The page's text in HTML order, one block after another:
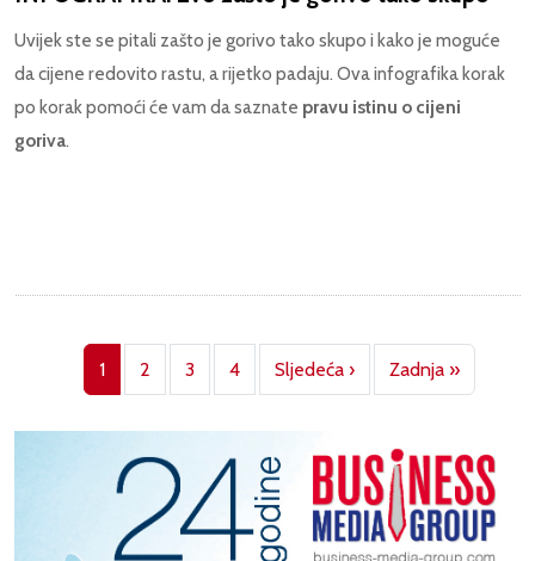
Uvijek ste se pitali zašto je gorivo tako skupo i kako je moguće
da cijene redovito rastu, a rijetko padaju. Ova infografika korak
po korak pomoći će vam da saznate pravu istinu o cijeni
goriva.
Pagination
1 2 3 4 Sljedeća ›Next page
Zadnja »Last